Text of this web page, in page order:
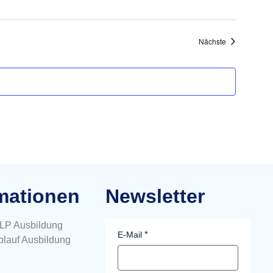
Nächste
Ausbildung
Ausbildung
Newsletter
E-Mail